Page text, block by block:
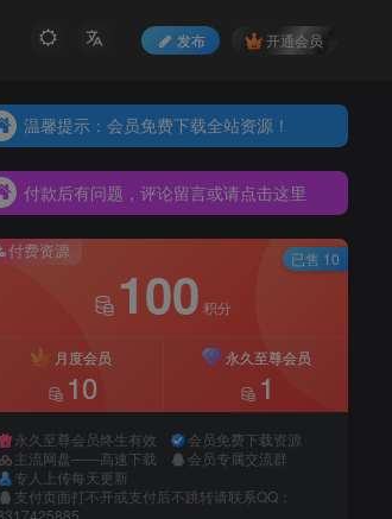
发布 开通会员
温馨提示：会员免费下载全站资源！
温馨提示：会员免费下载全站资源！
付款后有问题，评论留言或请点击这里
付款后有问题，评论留言或请点击这里
付款后有问题，评论留言或请点击这里
付费资源
100 积分
月度会员
10
永久至尊会员
1
永久至尊会员终生有效
会员免费下载资源
主流网盘——高速下载
会员专属交流群
专人上传每天更新
支付页面打不开或支付后不跳转请联系QQ：
已售 10